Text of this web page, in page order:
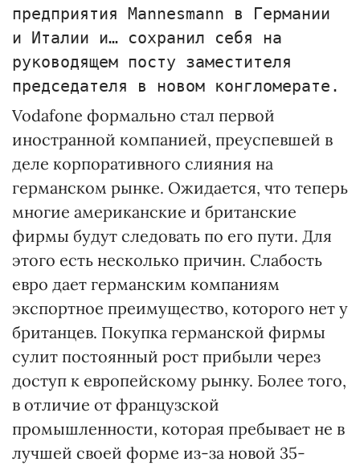
предприятия Маnnesmann в Германии
и Италии и… сохранил себя на
руководящем посту заместителя
председателя в новом конгломерате.
Vodafone формально стал первой
иностранной компанией, преуспевшей в
деле корпоративного слияния на
германском рынке. Ожидается, что теперь
многие американские и британские
фирмы будут следовать по его пути. Для
этого есть несколько причин. Слабость
евро дает германским компаниям
экспортное преимущество, которого нет у
британцев. Покупка германской фирмы
сулит постоянный рост прибыли через
доступ к европейскому рынку. Более того,
в отличие от французской
промышленности, которая пребывает не в
лучшей своей форме из-за новой 35-